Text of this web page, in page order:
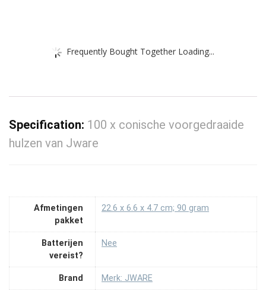
Frequently Bought Together Loading...
Specification: 100 x conische voorgedraaide
hulzen van Jware
Afmetingen
pakket
‎22.6 x 6.6 x 4.7 cm; 90 gram
Batterijen
vereist?
‎Nee
Brand Merk: JWARE